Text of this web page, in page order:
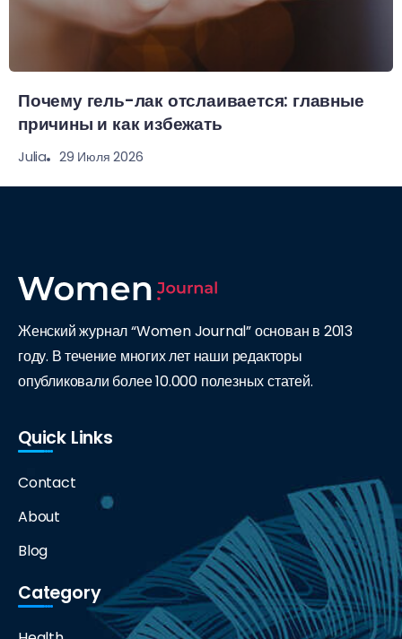
Почему гель-лак отслаивается: главные
причины и как избежать
Julia 29 Июля 2026
Женский журнал “Women Journal” основан в 2013
году. В течение многих лет наши редакторы
опубликовали более 10.000 полезных статей.
Quick Links
Contact
About
Blog
Category